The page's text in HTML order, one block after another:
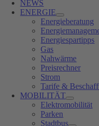
NEWS
ENERGIE
Energieberatung
Energiespartipps
Gas
Nahwärme
Preisrechner
Strom
Tarife &
MOBILITÄT
Elektromobilität
Parken
Stadtbus